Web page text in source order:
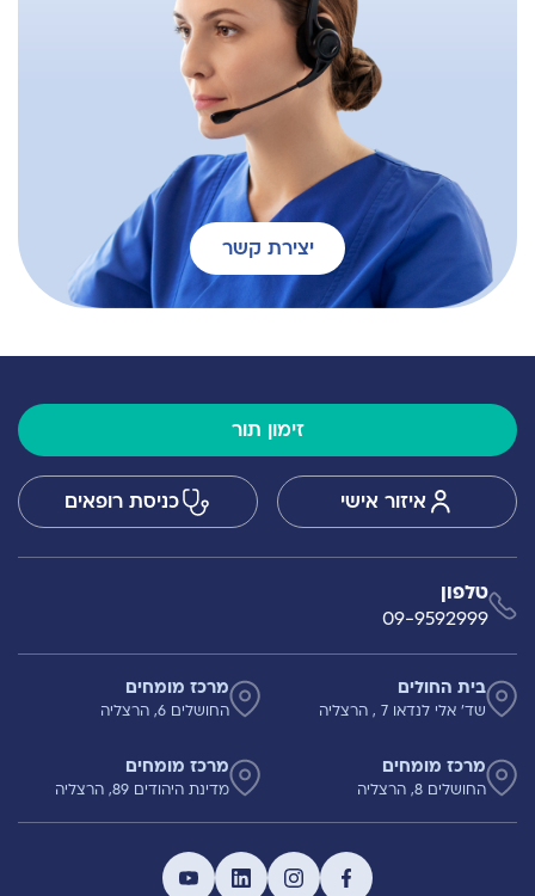
יצירת קשר
זימון תור
איזור אישי כניסת רופאים
טלפון
09-9592999
בית החולים
שד' אלי לנדאו 7 , הרצליה
מרכז מומחים
החושלים 6, הרצליה
מרכז מומחים
החושלים 8, הרצליה
מרכז מומחים
מדינת היהודים 89, הרצליה